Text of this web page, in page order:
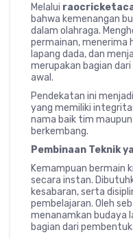
Melalui
bahwa kemenangan
dalam olahraga.
permainan, menerima
lapang dada, dan
merupakan bagian
awal.
Pendekatan ini
yang memiliki
nama baik tim
berkembang.
Pembinaan Teknik
Kemampuan bermain
secara instan.
kesabaran, serta
pembelajaran. Oleh
menanamkan budaya
bagian dari